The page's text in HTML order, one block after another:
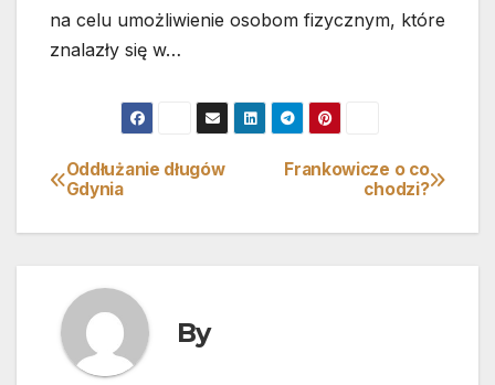
na celu umożliwienie osobom fizycznym, które
znalazły się w…
Nawigacja
wpisu
Frankowicze o co
chodzi?
Oddłużanie długów
Gdynia
By